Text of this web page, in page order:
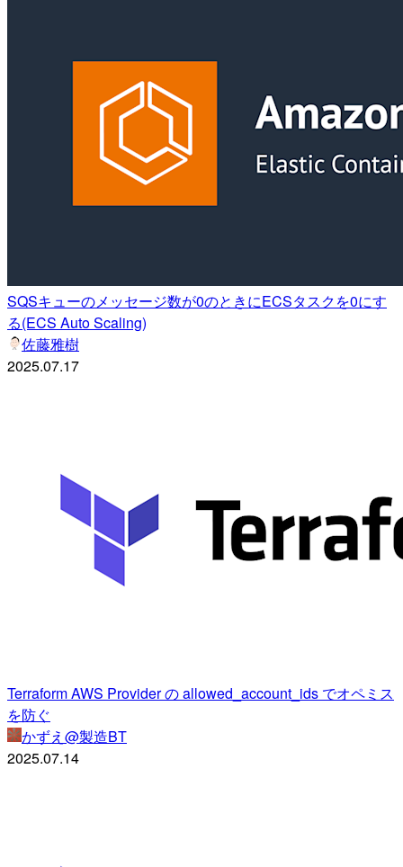
SQSキューのメッセージ数が0のときにECSタスクを0にす
る(ECS Auto Scaling)
佐藤雅樹
2025.07.17
Terraform AWS Provider の allowed_account_ids でオペミス
を防ぐ
かずえ@製造BT
2025.07.14